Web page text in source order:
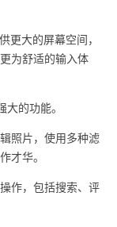
大的屏幕空间，
为舒适的输入体
的功能。
照片，使用多种滤
才华。
作，包括搜索、评